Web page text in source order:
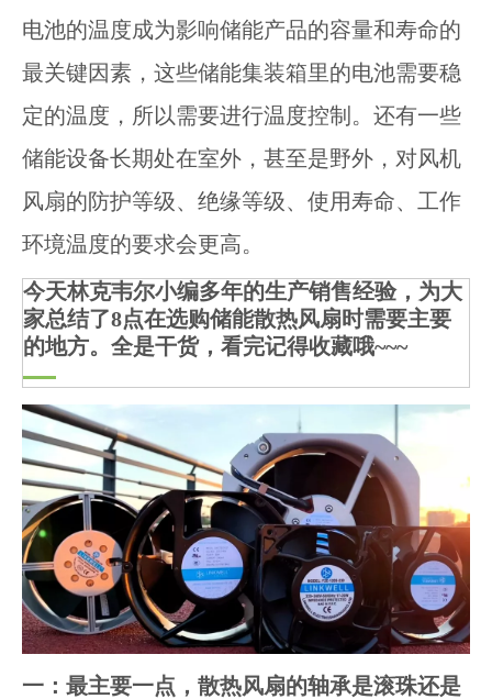
电池的温度成为影响储能产品的容量和寿命的
最关键因素，这些储能集装箱里的电池需要稳
定的温度，所以需要进行温度控制。还有一些
储能设备长期处在室外，甚至是野外，对风机
风扇的防护等级、绝缘等级、使用寿命、工作
环境温度的要求会更高。
今天林克韦尔小编多年的生产销售经验，为大
家总结了8点在选购储能散热风扇时需要主要
的地方。全是干货，看完记得收藏哦~~~
一： 最主要一点，散热风扇的轴承是滚珠还是